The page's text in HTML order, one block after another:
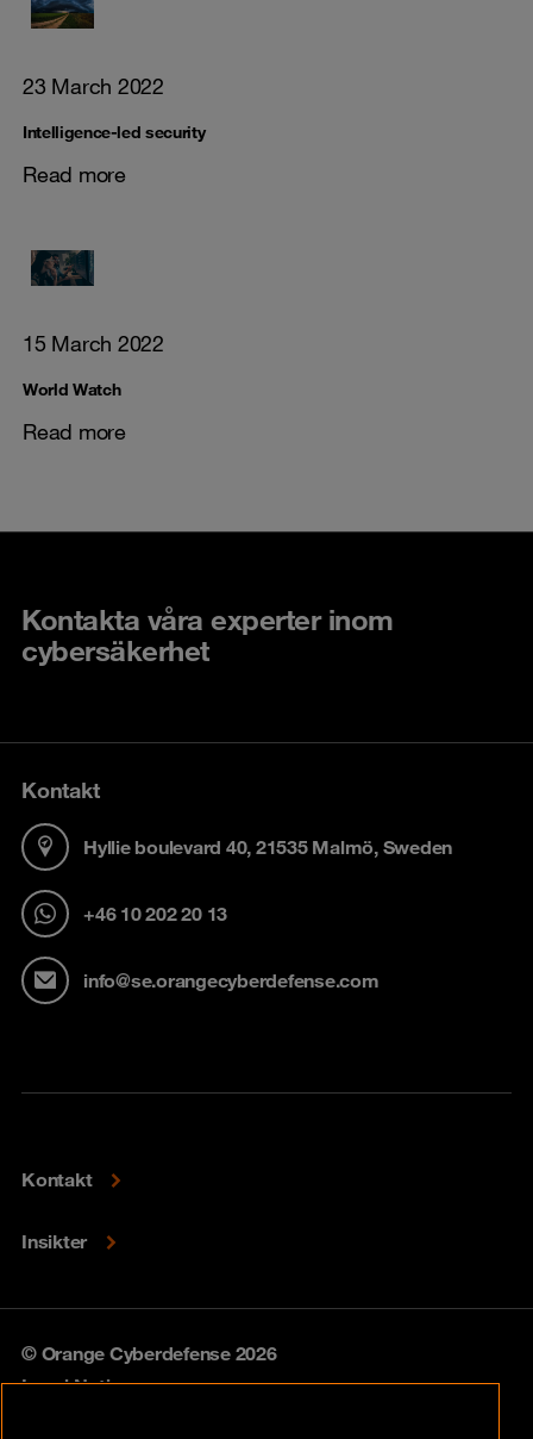
23 March 2022
Intelligence-led security
Read more
15 March 2022
World Watch
Read more
Kontakta våra experter inom
cybersäkerhet
Kontakt
Hyllie boulevard 40, 21535 Malmö, Sweden
+46 10 202 20 13
info@se.orangecyberdefense.com
Kontakt
Insikter
© Orange Cyberdefense 2026
Legal Notice